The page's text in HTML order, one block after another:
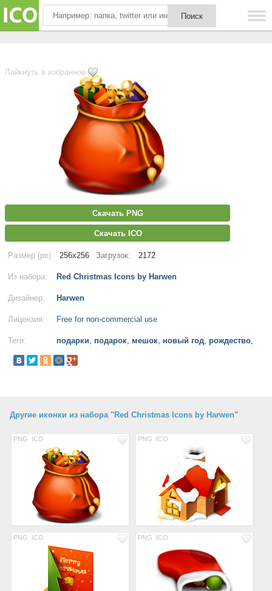
Лайкнуть в избранное
Скачать PNG
Скачать ICO
Размер (px): 256x256 Загрузок: 2172
Из набора: Red Christmas Icons by Harwen
Дизайнер: Harwen
Лицензия: Free for non-commercial use
Теги: подарки, подарок, мешок, новый год, рождество,
Другие иконки из набора "Red Christmas Icons by Harwen"
PNG ICO PNG ICO
PNG ICO PNG ICO